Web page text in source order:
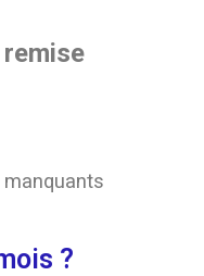
remise
?